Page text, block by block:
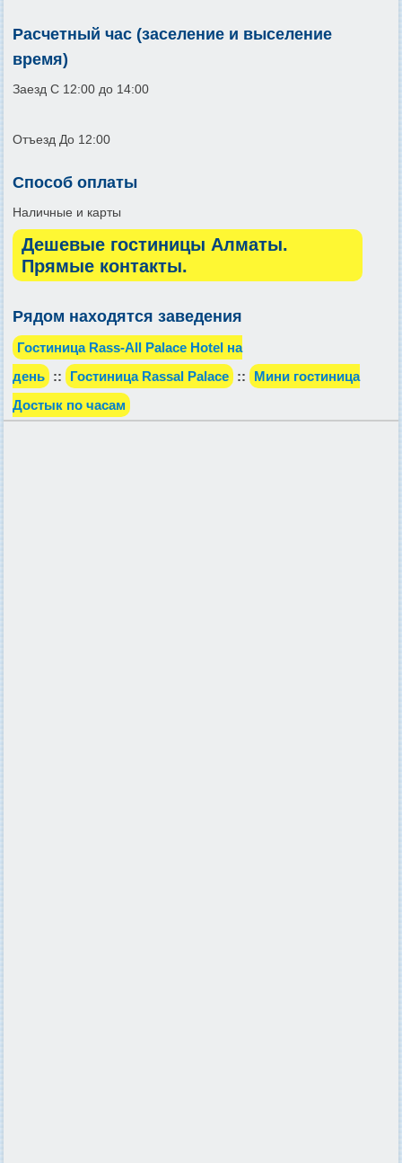
Расчетный час (заселение и выселение
время)
Заезд С 12:00 до 14:00
Отъезд До 12:00
Способ оплаты
Наличные и карты
Дешевые гостиницы Алматы.
Прямые контакты.
Рядом находятся заведения
Гостиница Rass-All Palace Hotel на
день :: Гостиница Rassal Palace ::
Мини гостиница
Достык по часам